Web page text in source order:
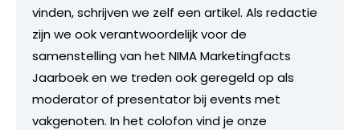
vinden, schrijven we zelf een artikel. Als redactie
zijn we ook verantwoordelijk voor de
samenstelling van het NIMA Marketingfacts
Jaarboek en we treden ook geregeld op als
moderator of presentator bij events met
vakgenoten. In het colofon vind je onze